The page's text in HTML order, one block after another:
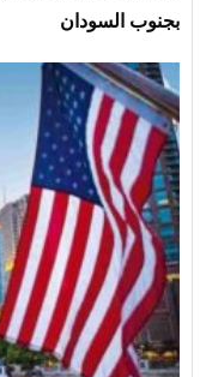
بجنوب السودان